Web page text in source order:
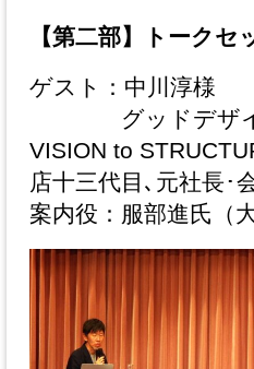
【第二部】トークセ
ゲスト：中川淳様
グッドデザイ
VISION to
店十三代目､元社長･
案内役：服部進氏（